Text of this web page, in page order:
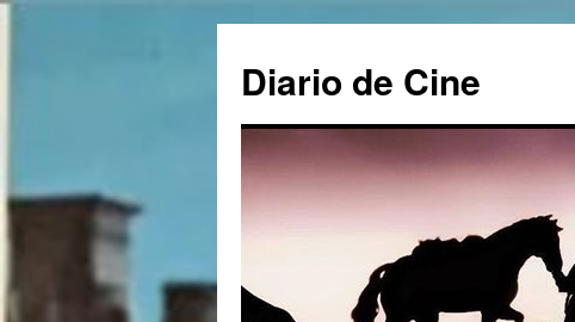
contenido
Diario de Cine